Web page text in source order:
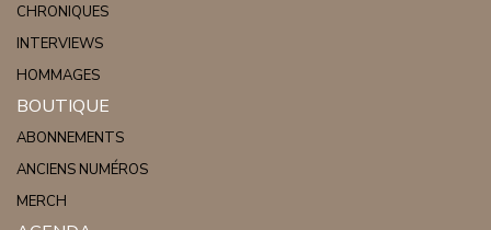
CHRONIQUES
INTERVIEWS
HOMMAGES
BOUTIQUE
ABONNEMENTS
ANCIENS NUMÉROS
MERCH